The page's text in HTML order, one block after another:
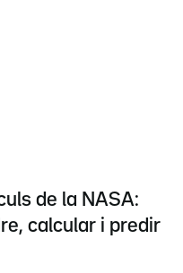
de la NASA:
calcular i predir